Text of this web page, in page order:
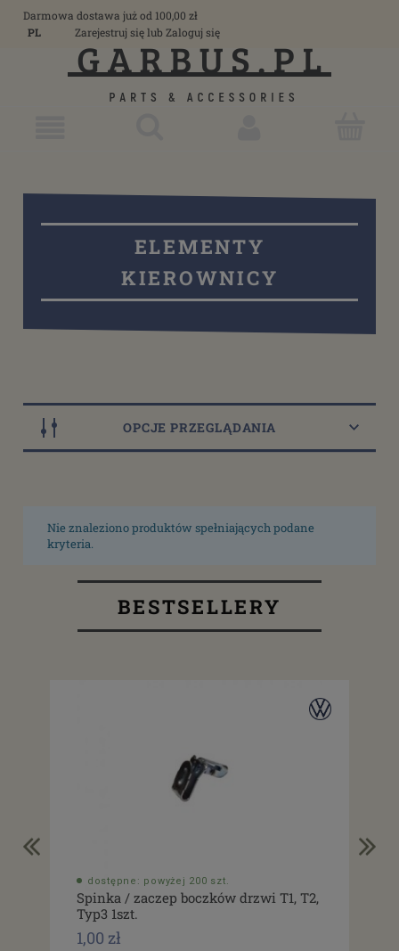
Darmowa dostawa już od 100,00 zł
PL
Zarejestruj sięlub Zaloguj się
ELEMENTY
KIEROWNICY
OPCJE PRZEGLĄDANIA
Nie znaleziono produktów spełniających podane
kryteria.
BESTSELLERY
dostępne: powyżej 200 szt.
Spinka / zaczep boczków drzwi T1, T2,
Typ3 1szt.
1,00 zł